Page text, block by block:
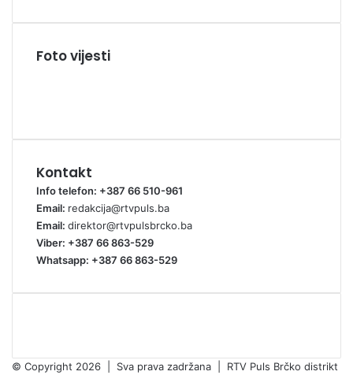
Foto vijesti
Kontakt
Info telefon: +387 66 510-961
Email: redakcija@rtvpuls.ba
Email: direktor@rtvpulsbrcko.ba
Viber: +387 66 863-529
Whatsapp: +387 66 863-529
© Copyright 2026 | Sva prava zadržana | RTV Puls Brčko distrikt